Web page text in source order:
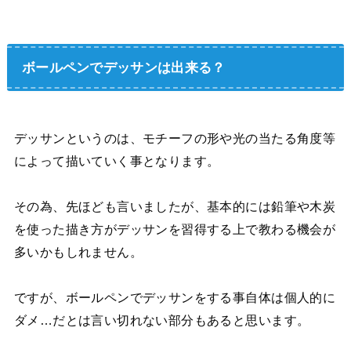
ボールペンでデッサンは出来る？
デッサンというのは、モチーフの形や光の当たる角度等
によって描いていく事となります。
その為、先ほども言いましたが、基本的には鉛筆や木炭
を使った描き方がデッサンを習得する上で教わる機会が
多いかもしれません。
ですが、ボールペンでデッサンをする事自体は個人的に
ダメ…だとは言い切れない部分もあると思います。